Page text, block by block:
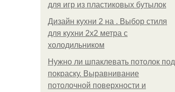
для игр из пластиковых бутылок
Дизайн кухни 2 на . Выбор стиля
для кухни 2х2 метра с
холодильником
Нужно ли шпаклевать потолок под
покраску. Выравнивание
потолочной поверхности и